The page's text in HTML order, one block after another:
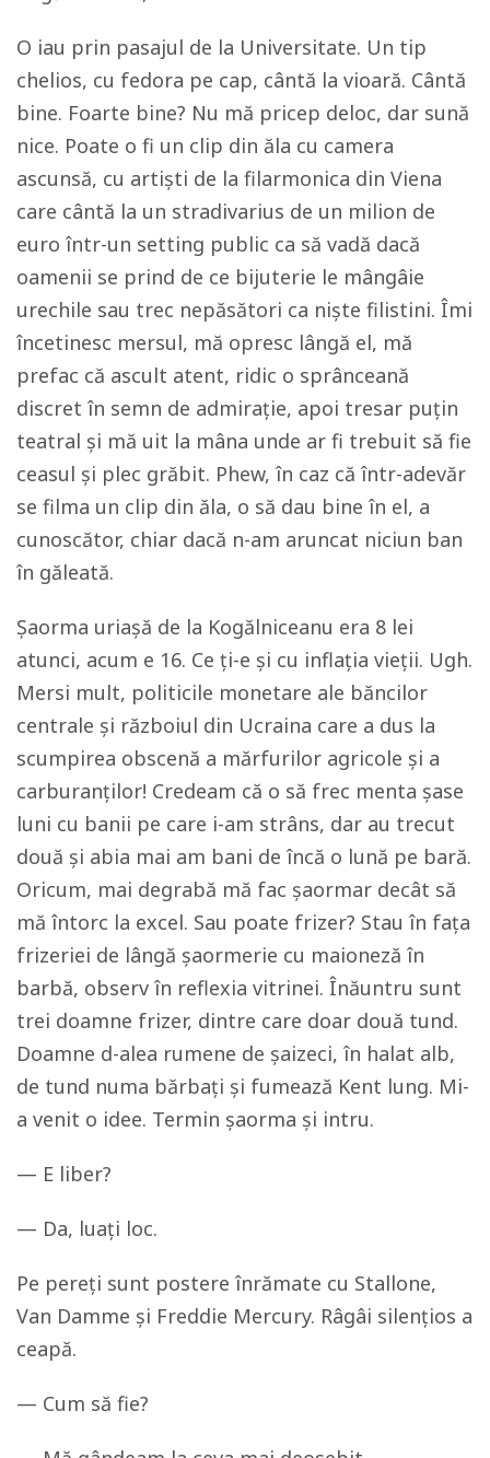
O iau prin pasajul de la Universitate. Un tip
chelios, cu fedora pe cap, cântă la vioară. Cântă
bine. Foarte bine? Nu mă pricep deloc, dar sună
nice. Poate o fi un clip din ăla cu camera
ascunsă, cu artiști de la filarmonica din Viena
care cântă la un stradivarius de un milion de
euro într-un setting public ca să vadă dacă
oamenii se prind de ce bijuterie le mângâie
urechile sau trec nepăsători ca niște filistini. Îmi
încetinesc mersul, mă opresc lângă el, mă
prefac că ascult atent, ridic o sprânceană
discret în semn de admirație, apoi tresar puțin
teatral și mă uit la mâna unde ar fi trebuit să fie
ceasul și plec grăbit. Phew, în caz că într-adevăr
se filma un clip din ăla, o să dau bine în el, a
cunoscător, chiar dacă n-am aruncat niciun ban
în găleată.
Șaorma uriașă de la Kogălniceanu era 8 lei
atunci, acum e 16. Ce ți-e și cu inflația vieții. Ugh.
Mersi mult, politicile monetare ale băncilor
centrale și războiul din Ucraina care a dus la
scumpirea obscenă a mărfurilor agricole și a
carburanților! Credeam că o să frec menta șase
luni cu banii pe care i-am strâns, dar au trecut
două și abia mai am bani de încă o lună pe bară.
Oricum, mai degrabă mă fac șaormar decât să
mă întorc la excel. Sau poate frizer? Stau în fața
frizeriei de lângă șaormerie cu maioneză în
barbă, observ în reflexia vitrinei. Înăuntru sunt
trei doamne frizer, dintre care doar două tund.
Doamne d-alea rumene de șaizeci, în halat alb,
de tund numa bărbați și fumează Kent lung. Mi-
a venit o idee. Termin șaorma și intru.
— E liber?
— Da, luați loc.
Pe pereți sunt postere înrămate cu Stallone,
Van Damme și Freddie Mercury. Râgâi silențios a
ceapă.
— Cum să fie?